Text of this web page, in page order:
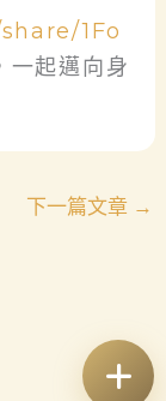
1Fo
一起邁向身
下一篇文章 →